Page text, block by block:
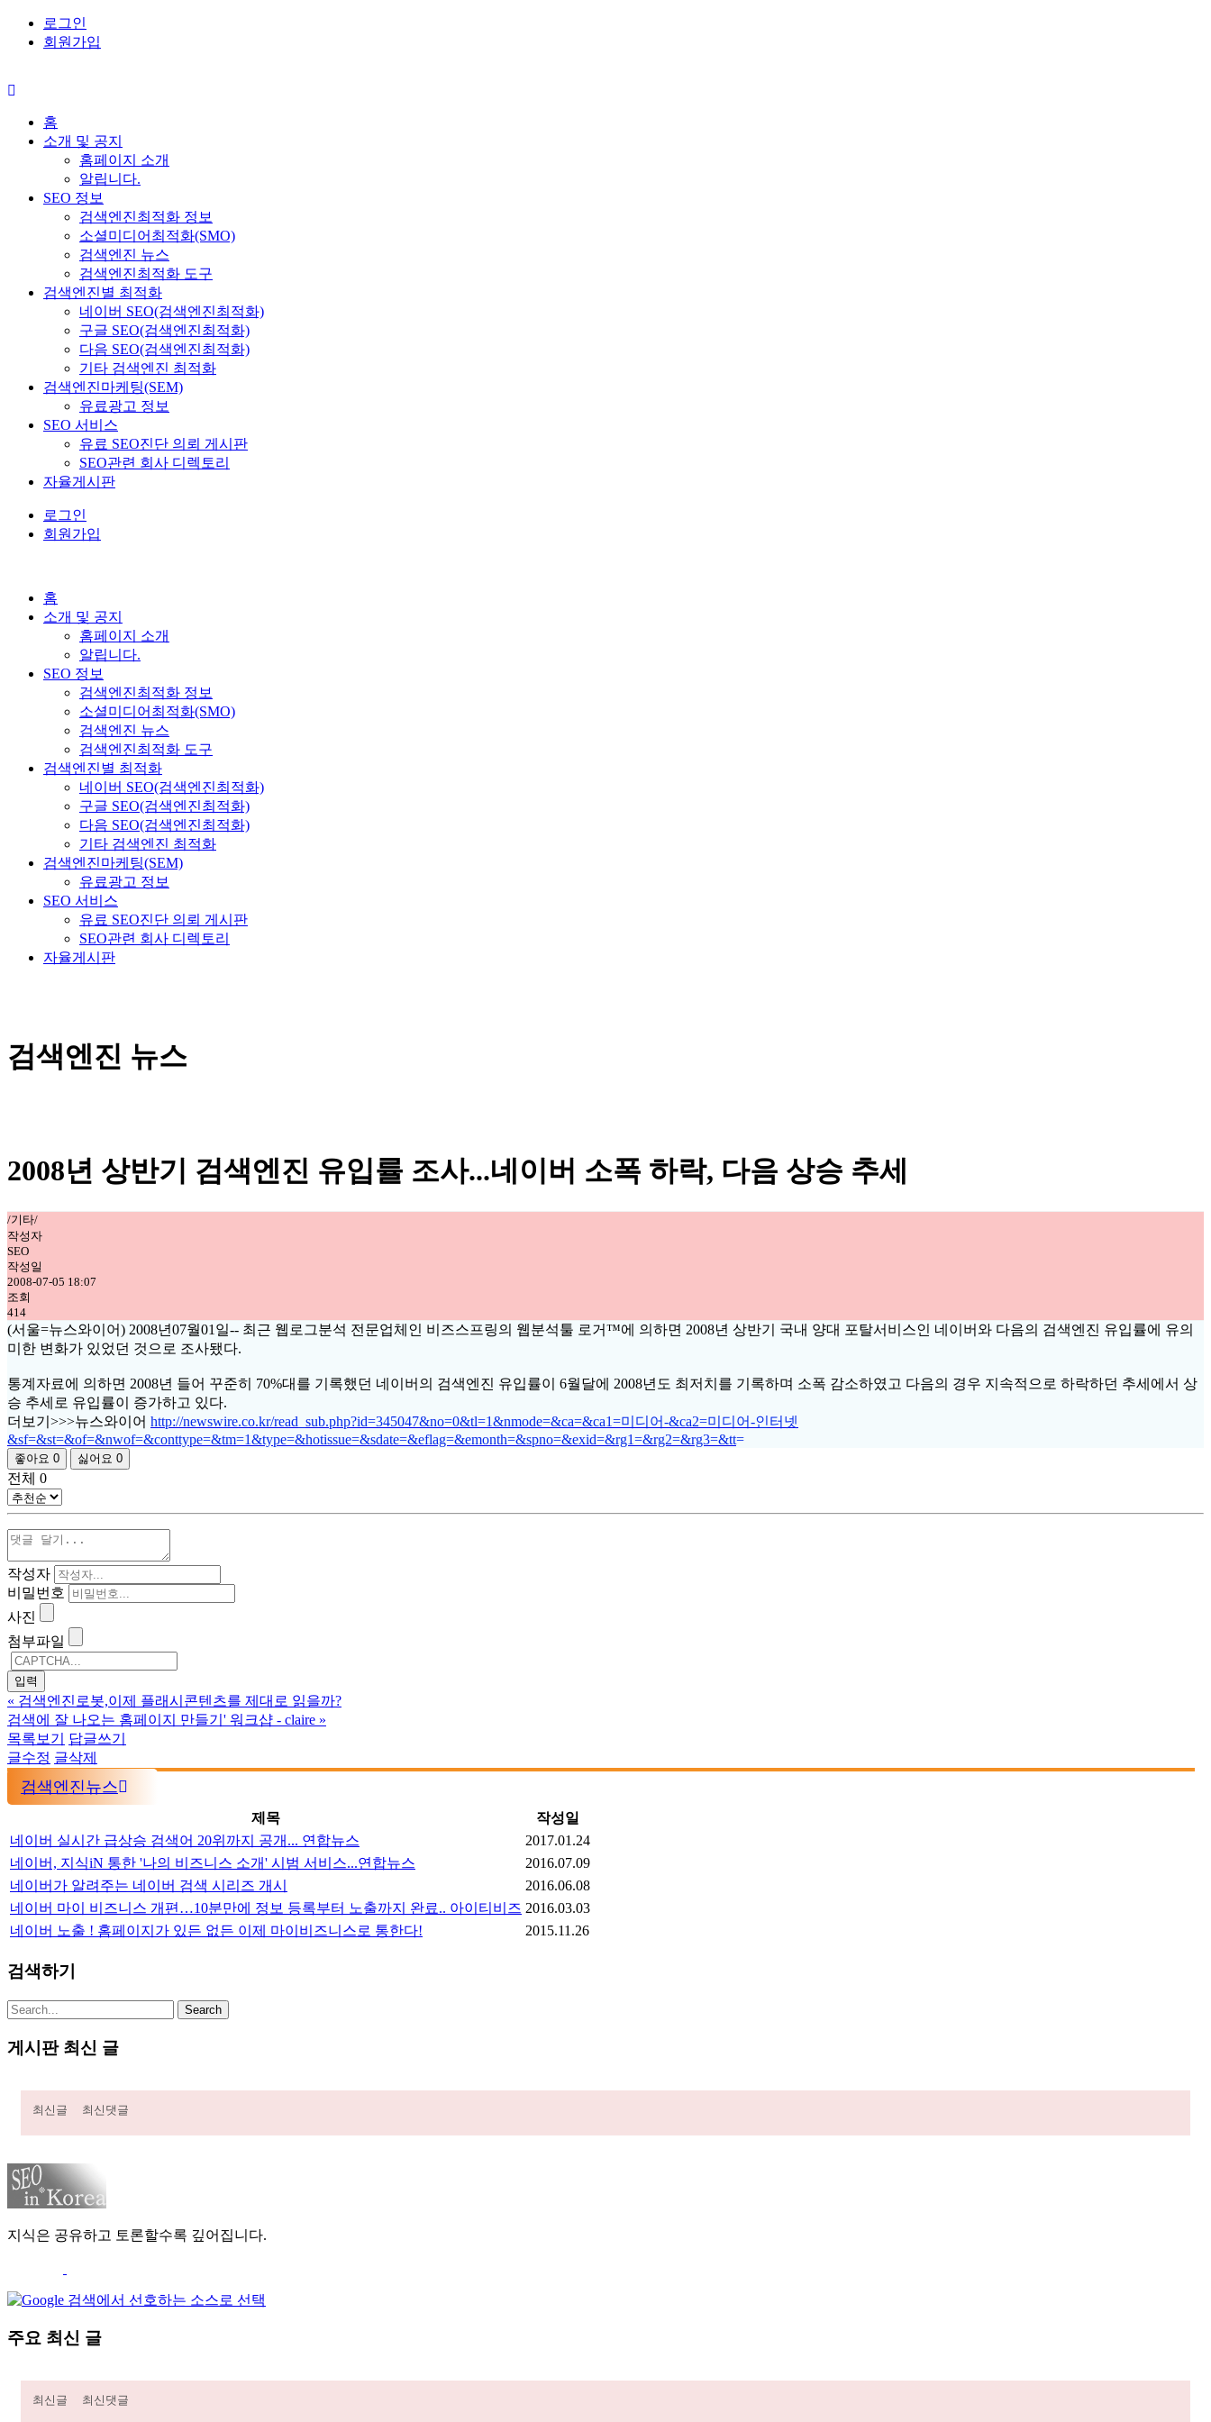
로그인
회원가입
홈
소개 및 공지
홈페이지 소개
알립니다.
SEO 정보
검색엔진최적화 정보
소셜미디어최적화(SMO)
검색엔진 뉴스
검색엔진최적화 도구
검색엔진별 최적화
네이버 SEO(검색엔진최적화)
구글 SEO(검색엔진최적화)
다음 SEO(검색엔진최적화)
기타 검색엔진 최적화
검색엔진마케팅(SEM)
유료광고 정보
SEO 서비스
유료 SEO진단 의뢰 게시판
SEO관련 회사 디렉토리
자율게시판
로그인
회원가입
홈
소개 및 공지
홈페이지 소개
알립니다.
SEO 정보
검색엔진최적화 정보
소셜미디어최적화(SMO)
검색엔진 뉴스
검색엔진최적화 도구
검색엔진별 최적화
네이버 SEO(검색엔진최적화)
구글 SEO(검색엔진최적화)
다음 SEO(검색엔진최적화)
기타 검색엔진 최적화
검색엔진마케팅(SEM)
유료광고 정보
SEO 서비스
유료 SEO진단 의뢰 게시판
SEO관련 회사 디렉토리
자율게시판
검색엔진 뉴스
2008년 상반기 검색엔진 유입률 조사...네이버 소폭 하락, 다음 상승 추세
/기타/
작성자
SEO
작성일
2008-07-05 18:07
조회
414
(서울=뉴스와이어) 2008년07월01일-- 최근 웹로그분석 전문업체인 비즈스프링의 웹분석툴 로거™에 의하면 2008년 상반기 국내 양대 포탈서비스인 네이버와 다음의 검색엔진 유입률에 유의
미한 변화가 있었던 것으로 조사됐다.
통계자료에 의하면 2008년 들어 꾸준히 70%대를 기록했던 네이버의 검색엔진 유입률이 6월달에 2008년도 최저치를 기록하며 소폭 감소하였고 다음의 경우 지속적으로 하락하던 추세에서 상
승 추세로 유입률이 증가하고 있다.
더보기>>>뉴스와이어 http://newswire.co.kr/read_sub.php?id=345047&no=0&tl=1&nmode=&ca=&ca1=미디어-&ca2=미디어-인터넷
&sf=&st=&of=&nwof=&conttype=&tm=1&type=&hotissue=&sdate=&eflag=&emonth=&spno=&exid=&rg1=&rg2=&rg3=&tt=
좋아요 0 싫어요 0
전체 0
작성자
비밀번호
사진
첨부파일
« 검색엔진로봇,이제 플래시콘텐츠를 제대로 읽을까?
검색에 잘 나오는 홈페이지 만들기' 워크샵 - claire »
목록보기
답글쓰기
글수정 글삭제
검색엔진뉴스
제목
작성일
네이버 실시간 급상승 검색어 20위까지 공개... 연합뉴스
2017.01.24
네이버, 지식iN 통한 '나의 비즈니스 소개' 시범 서비스...연합뉴스
2016.07.09
네이버가 알려주는 네이버 검색 시리즈 개시
2016.06.08
네이버 마이 비즈니스 개편…10분만에 정보 등록부터 노출까지 완료.. 아이티비즈 2016.03.03
네이버 노출 ! 홈페이지가 있든 없든 이제 마이비즈니스로 통한다!
2015.11.26
검색하기
게시판 최신 글
최신글 최신댓글
지식은 공유하고 토론할수록 깊어집니다.
주요 최신 글
최신글 최신댓글